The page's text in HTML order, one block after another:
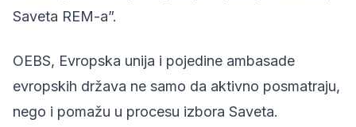
Saveta REM-a”.
OEBS, Evropska unija i pojedine ambasade
evropskih država ne samo da aktivno posmatraju,
nego i pomažu u procesu izbora Saveta.